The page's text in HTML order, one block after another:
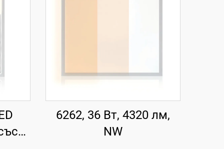
6262, 36 Вт, 4320 лм,
NW